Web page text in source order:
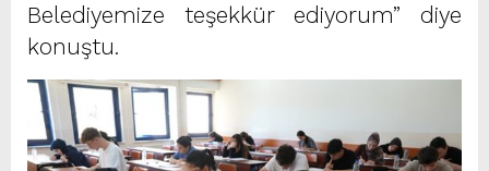
Belediyemize teşekkür ediyorum” diye
konuştu.